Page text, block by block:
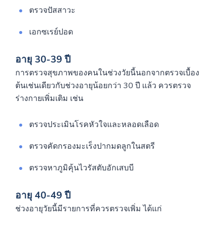
ตรวจปัสสาวะ
เอกซเรย์ปอด
อายุ 30-39 ปี
การตรวจสุขภาพของคนในช่วงวัยนี้นอกจากตรวจเบื้อง
ต้นเช่นเดียวกับช่วงอายุน้อยกว่า 30 ปี แล้ว ควรตรวจ
ร่างกายเพิ่มเติม เช่น
ตรวจประเมินโรคหัวใจและหลอดเลือด
ตรวจคัดกรองมะเร็งปากมดลูกในสตรี
ตรวจหาภูมิคุ้นไวรัสตับอักเสบบี
อายุ 40-49 ปี
ช่วงอายุวัยนี้มีรายการที่ควรตรวจเพิ่ม ได้แก่